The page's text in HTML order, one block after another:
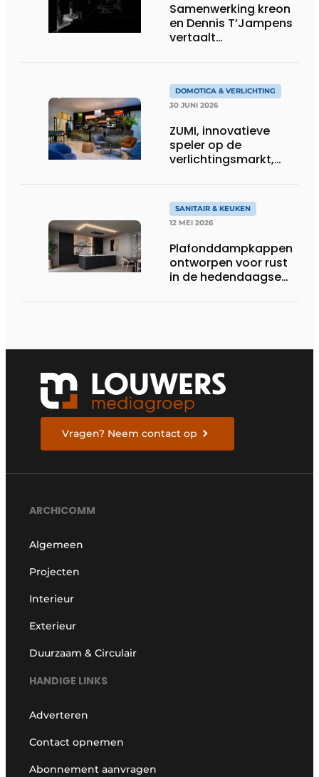
Samenwerking kreon
en Dennis T’Jampens
vertaalt
sfeervolle verlichting
DOMOTICA & VERLICHTING
30 JUNI 2026
ZUMI, innovatieve
speler op de
verlichtingsmarkt,
SANITAIR & KEUKEN
12 MEI 2026
Plafonddampkappen
ontworpen voor rust
in de hedendaagse
Vragen? Neem contact op
ARCHICOMM
Algemeen
Projecten
Interieur
Exterieur
Duurzaam & Circulair
HANDIGE LINKS
Adverteren
Contact opnemen
Abonnement aanvragen